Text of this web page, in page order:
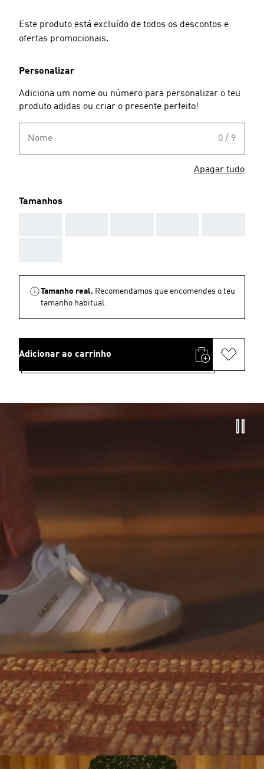
Este produto está excluído de todos os descontos e
ofertas promocionais.
Personalizar
Adiciona um nome ou número para personalizar o teu
produto adidas ou criar o presente perfeito!
Nome 0 / 9
Apagar tudo
Tamanhos
Tamanho real. Recomendamos que encomendes o teu
tamanho habitual.
Adicionar ao carrinho